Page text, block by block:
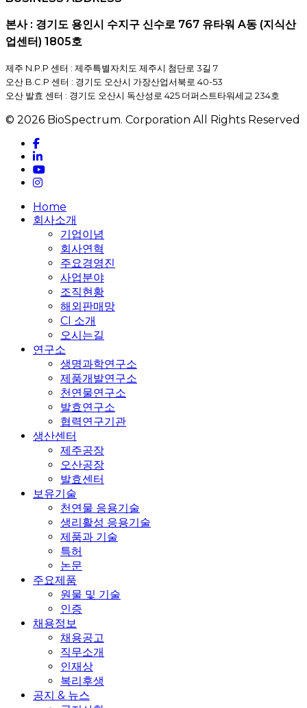
본사 : 경기도 용인시 수지구 신수로 767 유타워 A동 (지식산
업센터) 1805호
제주 N.P.P 센터 : 제주특별자치도 제주시 첨단로 3길 7
오산 B.C.P 센터 : 경기도 오산시 가장산업서북로 40-53
오산 발효 센터 : 경기도 오산시 독산성로 425 더퍼스트타워세교 234호
© 2026 BioSpectrum. Corporation All Rights Reserved
facebook
linkedin
youtube
instagram
Close
Menu
Home
회사소개
기업이념
회사연혁
주요경영진
사업분야
조직현황
해외판매망
CI 소개
오시는길
연구소
생명과학연구소
제품개발연구소
천연물연구소
발효연구소
협력연구기관
생산센터
제주공장
오산공장
발효센터
보유기술
천연물 응용기술
생리활성 응용기술
제품과 기술
특허
논문
주요제품
원물 및 기술
인증
채용정보
채용공고
직무소개
인재상
복리후생
공지 & 뉴스